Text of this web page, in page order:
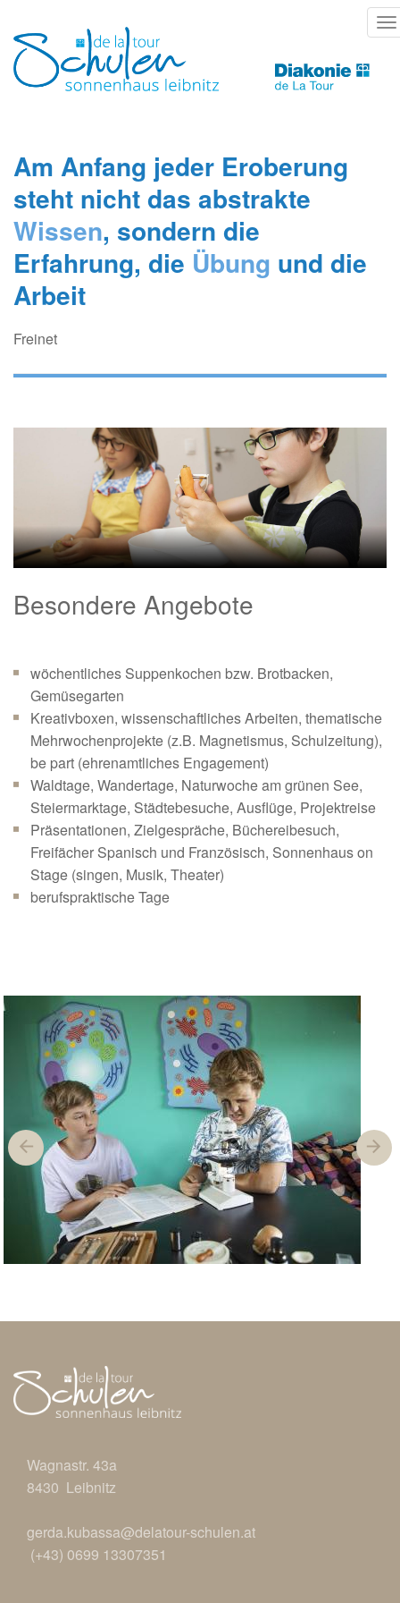
zum
Inhalt
Am Anfang jeder Eroberung
steht nicht das abstrakte
Wissen, sondern die
Erfahrung, die Übung und die
Arbeit
Freinet
Besondere Angebote
wöchentliches Suppenkochen bzw. Brotbacken,
Gemüsegarten
Kreativboxen, wissenschaftliches Arbeiten, thematische
Mehrwochenprojekte (z.B. Magnetismus, Schulzeitung),
be part (ehrenamtliches Engagement)
Waldtage, Wandertage, Naturwoche am grünen See,
Steiermarktage, Städtebesuche, Ausflüge, Projektreise
Präsentationen, Zielgespräche, Büchereibesuch,
Freifächer Spanisch und Französisch, Sonnenhaus on
Stage (singen, Musik, Theater)
berufspraktische Tage
Previous Next
Wagnastr. 43a
8430 Leibnitz
gerda.kubassa@delatour-schulen.at
(+43) 0699 13307351